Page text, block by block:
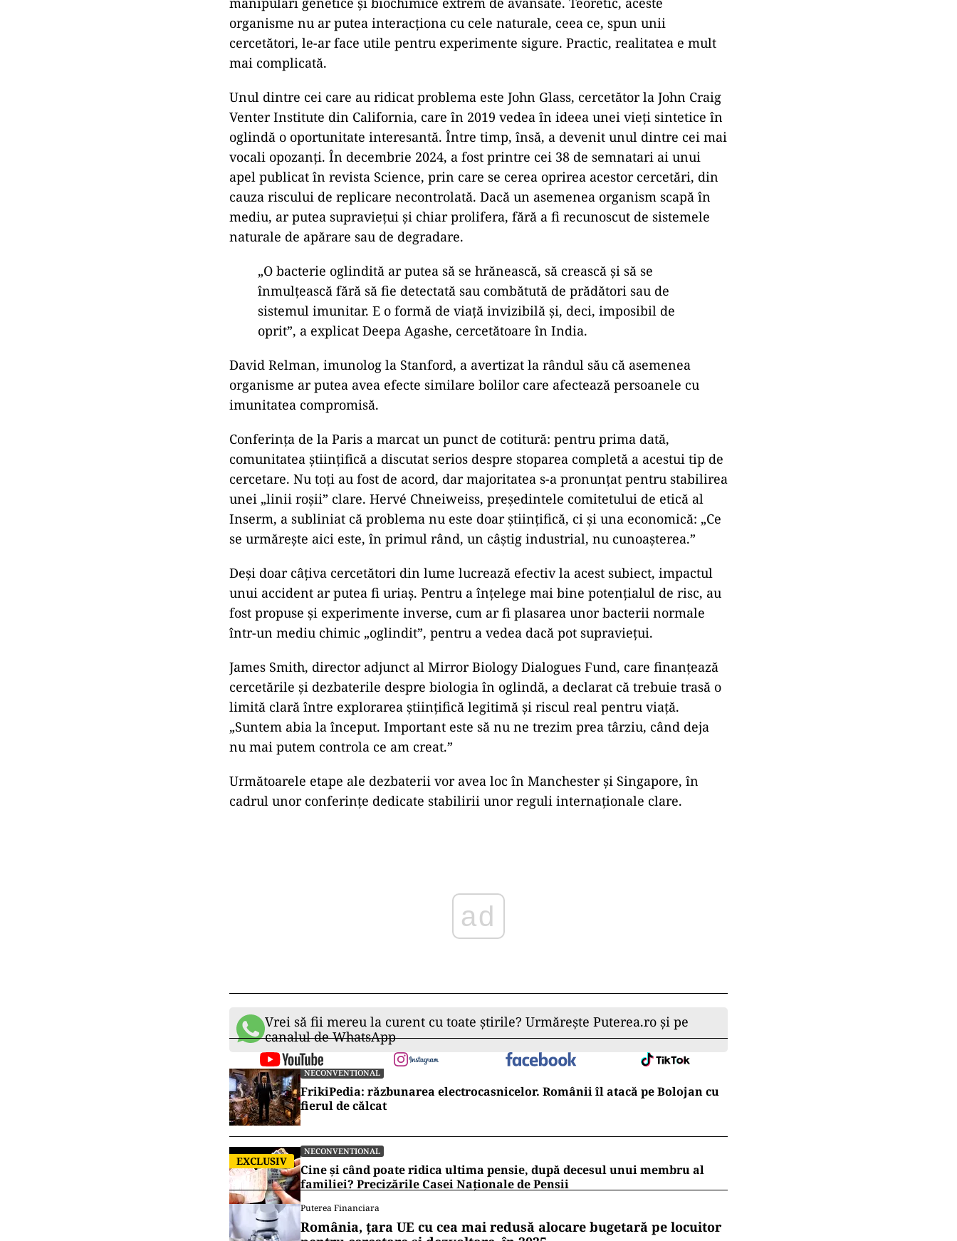
organisme nu ar putea interacționa cu cele naturale, ceea ce, spun unii
cercetători, le-ar face utile pentru experimente sigure. Practic, realitatea e mult
mai complicată.
Unul dintre cei care au ridicat problema este John Glass, cercetător la John Craig
Venter Institute din California, care în 2019 vedea în ideea unei vieți sintetice în
oglindă o oportunitate interesantă. Între timp, însă, a devenit unul dintre cei mai
vocali opozanți. În decembrie 2024, a fost printre cei 38 de semnatari ai unui
apel publicat în revista Science, prin care se cerea oprirea acestor cercetări, din
cauza riscului de replicare necontrolată. Dacă un asemenea organism scapă în
mediu, ar putea supraviețui și chiar prolifera, fără a fi recunoscut de sistemele
naturale de apărare sau de degradare.
„O bacterie oglindită ar putea să se hrănească, să crească și să se
înmulțească fără să fie detectată sau combătută de prădători sau de
sistemul imunitar. E o formă de viață invizibilă și, deci, imposibil de
oprit”, a explicat Deepa Agashe, cercetătoare în India.
David Relman, imunolog la Stanford, a avertizat la rândul său că asemenea
organisme ar putea avea efecte similare bolilor care afectează persoanele cu
imunitatea compromisă.
Conferința de la Paris a marcat un punct de cotitură: pentru prima dată,
comunitatea științifică a discutat serios despre stoparea completă a acestui tip de
cercetare. Nu toți au fost de acord, dar majoritatea s-a pronunțat pentru stabilirea
unei „linii roșii” clare. Hervé Chneiweiss, președintele comitetului de etică al
Inserm, a subliniat că problema nu este doar științifică, ci și una economică: „Ce
se urmărește aici este, în primul rând, un câștig industrial, nu cunoașterea.”
Deși doar câțiva cercetători din lume lucrează efectiv la acest subiect, impactul
unui accident ar putea fi uriaș. Pentru a înțelege mai bine potențialul de risc, au
fost propuse și experimente inverse, cum ar fi plasarea unor bacterii normale
într-un mediu chimic „oglindit”, pentru a vedea dacă pot supraviețui.
James Smith, director adjunct al Mirror Biology Dialogues Fund, care finanțează
cercetările și dezbaterile despre biologia în oglindă, a declarat că trebuie trasă o
limită clară între explorarea științifică legitimă și riscul real pentru viață.
„Suntem abia la început. Important este să nu ne trezim prea târziu, când deja
nu mai putem controla ce am creat.”
Următoarele etape ale dezbaterii vor avea loc în Manchester și Singapore, în
cadrul unor conferințe dedicate stabilirii unor reguli internaționale clare.
ad
Vrei să fii mereu la curent cu toate știrile? Urmărește Puterea.ro și pe
canalul de WhatsApp
NECONVENTIONAL
FrikiPedia: răzbunarea electrocasnicelor. Românii îl atacă pe Bolojan cu
fierul de călcat
EXCLUSIV
NECONVENTIONAL
Cine și când poate ridica ultima pensie, după decesul unui membru al
familiei? Precizările Casei Naționale de Pensii
Puterea Financiara
România, țara UE cu cea mai redusă alocare bugetară pe locuitor